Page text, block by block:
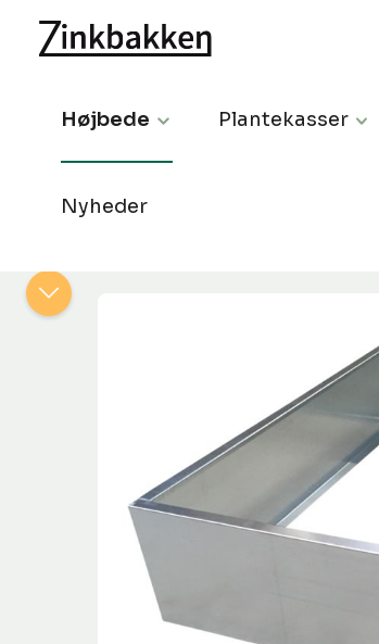
Højbede Plantekasser
Nyheder
Spring over billedgalleri